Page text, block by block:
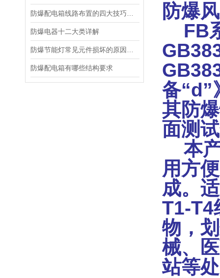
防爆电器十二大类详解
防爆配电箱有哪些结构要求
防爆
FB
备“d”
其防
面测
本产
用方
成。
T1-T4
物，
械、
站等